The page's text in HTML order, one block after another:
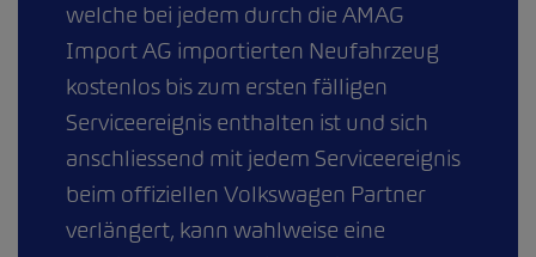
welche bei jedem durch die AMAG
Import AG importierten Neufahrzeug
kostenlos bis zum ersten fälligen
Serviceereignis enthalten ist und sich
anschliessend mit jedem Serviceereignis
beim offiziellen Volkswagen Partner
verlängert, kann wahlweise eine